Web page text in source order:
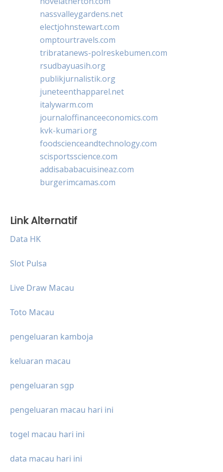
nassvalleygardens.net
electjohnstewart.com
omptourtravels.com
tribratanews-polreskebumen.com
rsudbayuasih.org
publikjurnalistik.org
juneteenthapparel.net
italywarm.com
journaloffinanceeconomics.com
kvk-kumari.org
foodscienceandtechnology.com
scisportsscience.com
addisababacuisineaz.com
burgerimcamas.com
Link Alternatif
Data HK
Slot Pulsa
Live Draw Macau
Toto Macau
pengeluaran kamboja
keluaran macau
pengeluaran sgp
pengeluaran macau hari ini
togel macau hari ini
data macau hari ini